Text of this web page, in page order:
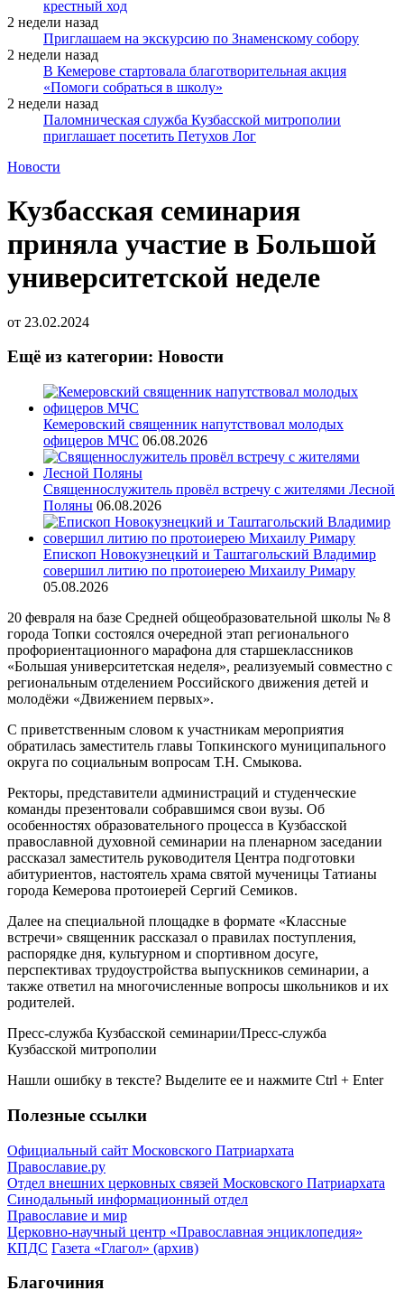
крестный ход
2 недели назад
Приглашаем на экскурсию по Знаменскому собору
2 недели назад
В Кемерове стартовала благотворительная акция
«Помоги собраться в школу»
2 недели назад
Паломническая служба Кузбасской митрополии
приглашает посетить Петухов Лог
Новости
Кузбасская семинария
приняла участие в Большой
университетской неделе
от 23.02.2024
Ещё из категории: Новости
Кемеровский священник напутствовал молодых
офицеров МЧС 06.08.2026
Священнослужитель провёл встречу с жителями Лесной
Поляны 06.08.2026
Епископ Новокузнецкий и Таштагольский Владимир
совершил литию по протоиерею Михаилу Римару
05.08.2026
20 февраля на базе Средней общеобразовательной школы № 8
города Топки состоялся очередной этап регионального
профориентационного марафона для старшеклассников
«Большая университетская неделя», реализуемый совместно с
региональным отделением Российского движения детей и
молодёжи «Движением первых».
С приветственным словом к участникам мероприятия
обратилась заместитель главы Топкинского муниципального
округа по социальным вопросам Т.Н. Смыкова.
Ректоры, представители администраций и студенческие
команды презентовали собравшимся свои вузы. Об
особенностях образовательного процесса в Кузбасской
православной духовной семинарии на пленарном заседании
рассказал заместитель руководителя Центра подготовки
абитуриентов, настоятель храма святой мученицы Татианы
города Кемерова протоиерей Сергий Семиков.
Далее на специальной площадке в формате «Классные
встречи» священник рассказал о правилах поступления,
распорядке дня, культурном и спортивном досуге,
перспективах трудоустройства выпускников семинарии, а
также ответил на многочисленные вопросы школьников и их
родителей.
Пресс-служба Кузбасской семинарии/Пресс-служба
Кузбасской митрополии
Нашли ошибку в тексте? Выделите ее и нажмите Ctrl + Enter
Полезные ссылки
Официальный сайт Московского Патриархата
Православие.ру
Отдел внешних церковных связей Московского Патриархата
Синодальный информационный отдел
Православие и мир
Церковно-научный центр «Православная энциклопедия»
КПДС Газета «Глагол» (архив)
Благочиния